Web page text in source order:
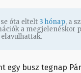
óta eltelt 3 hónap, a
a megjelenéskor
egy busz tegnap